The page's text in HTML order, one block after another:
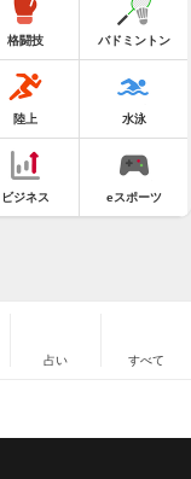
格闘技 バドミントン
陸上 水泳
ビジネス eスポーツ
占い すべて